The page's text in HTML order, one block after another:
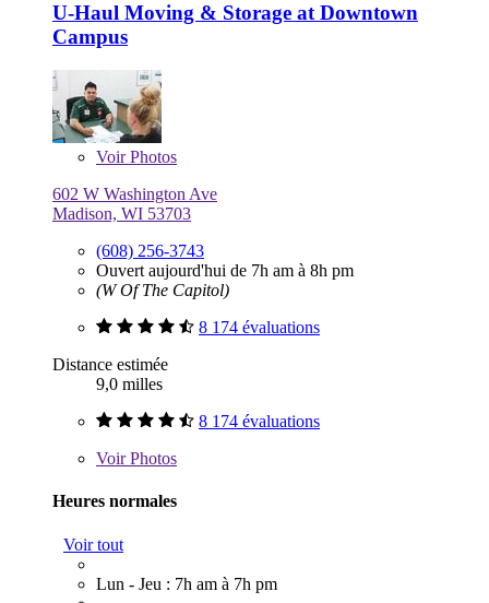
U-Haul Moving & Storage at Downtown
Campus
VoirPhotos
602 W Washington Ave
Madison, WI 53703
(608) 256-3743
Ouvert aujourd'hui de 7h am à 8h pm
(W Of The Capitol)
8 174 évaluations
Distance estimée
9,0 milles
8 174 évaluations
VoirPhotos
Heures normales
Voir tout
Lun - Jeu : 7h am à 7h pm